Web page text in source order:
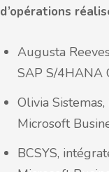
d’opérations
Augusta
SAP S/4HANA
Olivia
Microsoft
BCSYS,